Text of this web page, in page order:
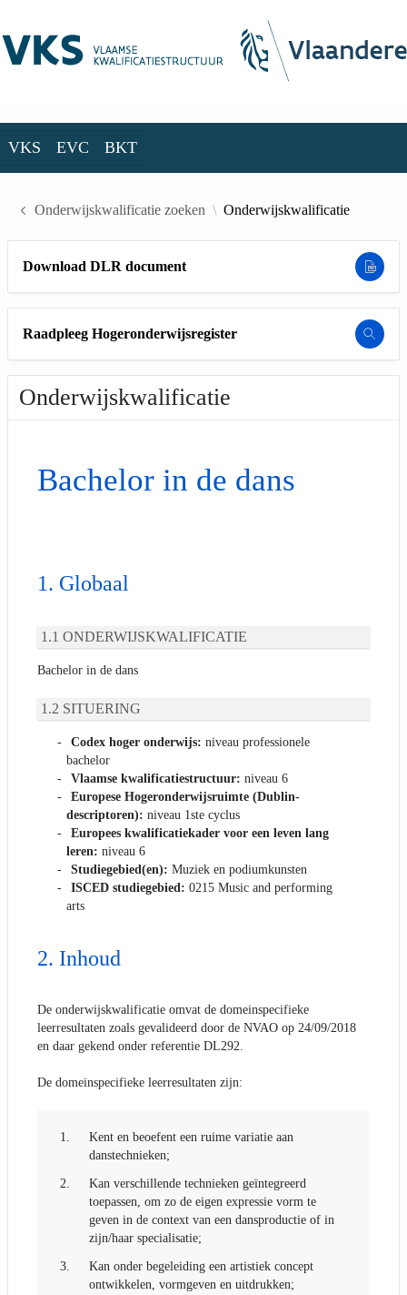
VKS EVC BKT
Onderwijskwalificatie zoeken Onderwijskwalificatie
Download DLR document
Raadpleeg Hogeronderwijsregister
Onderwijskwalificatie
Bachelor in de dans
Globaal
ONDERWIJSKWALIFICATIE
Bachelor in de dans
SITUERING
Codex hoger onderwijs: niveau professionele
bachelor
Vlaamse kwalificatiestructuur: niveau 6
Europese Hogeronderwijsruimte (Dublin-
descriptoren): niveau 1ste cyclus
Europees kwalificatiekader voor een leven lang
leren: niveau 6
Studiegebied(en): Muziek en podiumkunsten
ISCED studiegebied: 0215 Music and performing
arts
Inhoud
De onderwijskwalificatie omvat de domeinspecifieke
leerresultaten zoals gevalideerd door de NVAO op 24/09/2018
en daar gekend onder referentie DL292.
De domeinspecifieke leerresultaten zijn:
1.
Kent en beoefent een ruime variatie aan
danstechnieken;
2.
Kan verschillende technieken geïntegreerd
toepassen, om zo de eigen expressie vorm te
geven in de context van een dansproductie of in
zijn/haar specialisatie;
3.
Kan onder begeleiding een artistiek concept
ontwikkelen, vormgeven en uitdrukken;